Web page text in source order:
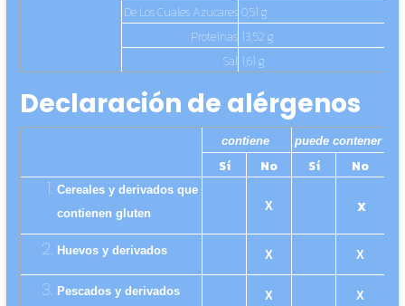
De Los Cuales Azucares 0,51 g
Proteínas 13,52 g
Sal 1,61 g
Declaración de alérgenos
contiene puede contener
Sí No Sí No
Cereales y derivados que
contienen gluten
X X
Huevos y derivados X X
Pescados y derivados X X